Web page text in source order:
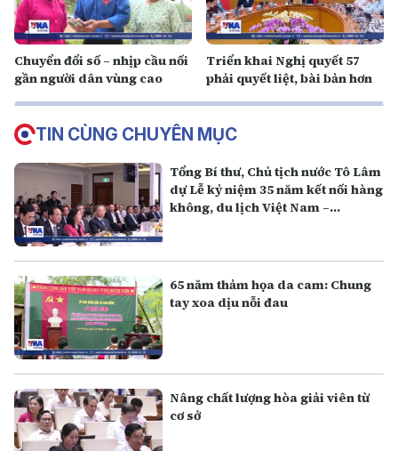
Chuyển đổi số – nhịp cầu nối
gần người dân vùng cao
Triển khai Nghị quyết 57
phải quyết liệt, bài bản hơn
TIN CÙNG CHUYÊN MỤC
Tổng Bí thư, Chủ tịch nước Tô Lâm
dự Lễ kỷ niệm 35 năm kết nối hàng
không, du lịch Việt Nam –
65 năm thảm họa da cam: Chung
tay xoa dịu nỗi đau
Nâng chất lượng hòa giải viên từ
cơ sở